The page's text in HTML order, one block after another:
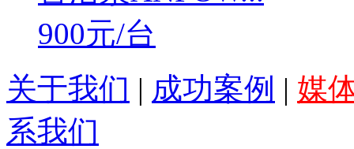
900元/台
关于我们 | 成功案例 | 媒
系我们